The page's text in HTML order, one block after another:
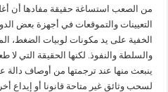
من الصعب استساغة حقيقة مفادها أن
التعيينات والتموقعات في أجهزة بعض
الخفية على يد مكونات لوبيات الضغط،
والسلطة والنفوذ. لكنها الحقيقة التي لا
ينبعث منها عند ترجمتها من أوصاف دالة
لسحب وثائق غير متاحة قانونا أو